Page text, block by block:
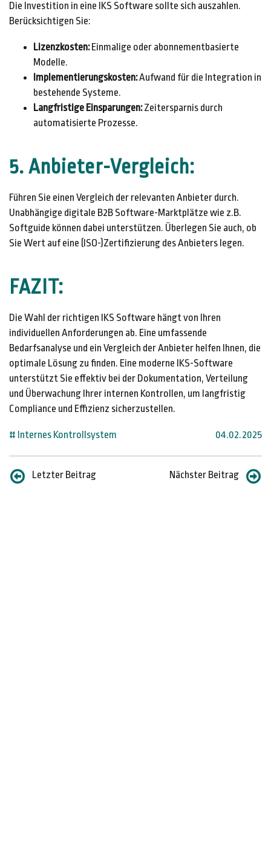
Die Investition in eine IKS Software sollte sich auszahlen.
Berücksichtigen Sie:
Lizenzkosten:Einmalige oder abonnementbasierte
Modelle.
Implementierungskosten:Aufwand für die Integration in
bestehende Systeme.
Langfristige Einsparungen:Zeitersparnis durch
automatisierte Prozesse.
5. Anbieter-Vergleich:
Führen Sie einen Vergleich der relevanten Anbieter durch.
Unabhängige digitale B2B Software-Marktplätze wie z.B.
Softguide können dabei unterstützen. Überlegen Sie auch, ob
Sie Wert auf eine (ISO-)Zertifizierung des Anbieters legen.
FAZIT:
Die Wahl der richtigen IKS Software hängt von Ihren
individuellen Anforderungen ab. Eine umfassende
Bedarfsanalyse und ein Vergleich der Anbieter helfen Ihnen, die
optimale Lösung zu finden. Eine moderne IKS-Software
unterstützt Sie effektiv bei der Dokumentation, Verteilung
und Überwachung Ihrer internen Kontrollen, um langfristig
Compliance und Effizienz sicherzustellen.
# Internes Kontrollsystem 04.02.2025
Letzter Beitrag Nächster Beitrag